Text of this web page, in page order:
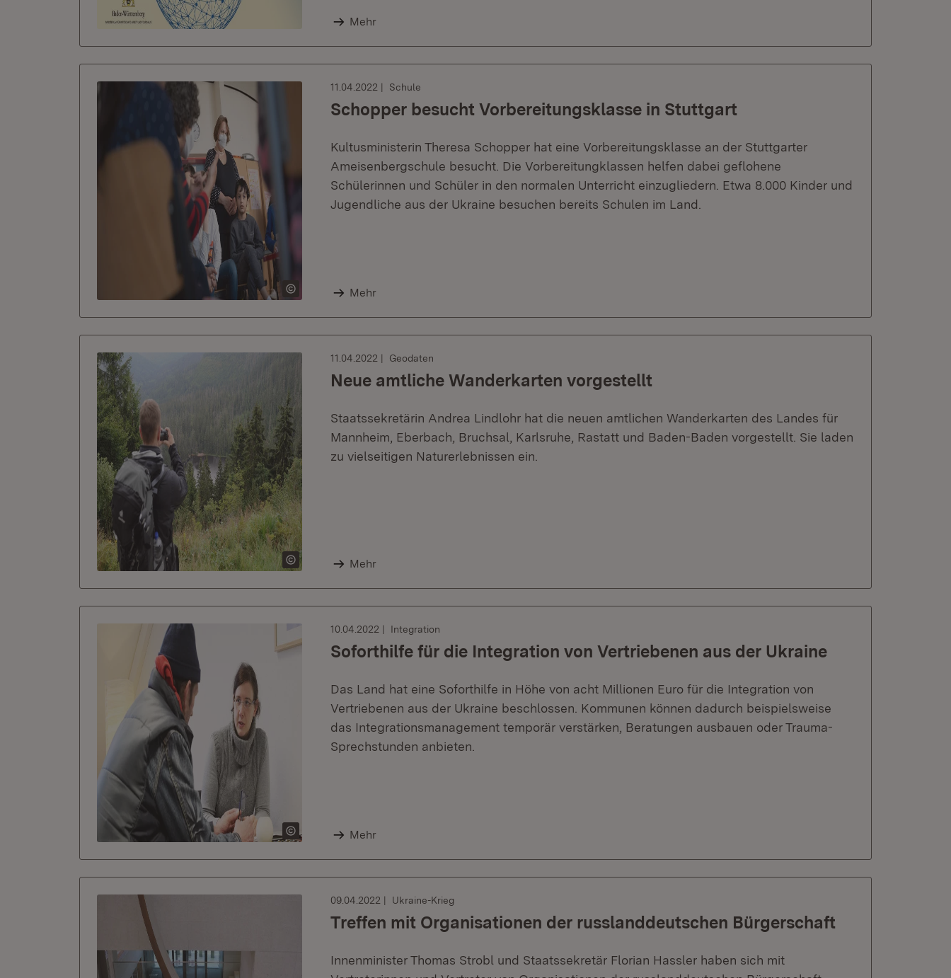
Mehr
11.04.2022 Schule
Schopper besucht Vorbereitungsklasse in Stuttgart
Kultusministerin Theresa Schopper hat eine Vorbereitungsklasse an der Stuttgarter
Ameisenbergschule besucht. Die Vorbereitungklassen helfen dabei geflohene
Schülerinnen und Schüler in den normalen Unterricht einzugliedern. Etwa 8.000 Kinder und
Jugendliche aus der Ukraine besuchen bereits Schulen im Land.
Mehr
11.04.2022 Geodaten
Neue amtliche Wanderkarten vorgestellt
Staatssekretärin Andrea Lindlohr hat die neuen amtlichen Wanderkarten des Landes für
Mannheim, Eberbach, Bruchsal, Karlsruhe, Rastatt und Baden-Baden vorgestellt. Sie laden
zu vielseitigen Naturerlebnissen ein.
Mehr
10.04.2022 Integration
Soforthilfe für die Integration von Vertriebenen aus der Ukraine
Das Land hat eine Soforthilfe in Höhe von acht Millionen Euro für die Integration von
Vertriebenen aus der Ukraine beschlossen. Kommunen können dadurch beispielsweise
das Integrationsmanagement temporär verstärken, Beratungen ausbauen oder Trauma-
Sprechstunden anbieten.
Mehr
09.04.2022 Ukraine-Krieg
Treffen mit Organisationen der russlanddeutschen Bürgerschaft
Innenminister Thomas Strobl und Staatssekretär Florian Hassler haben sich mit